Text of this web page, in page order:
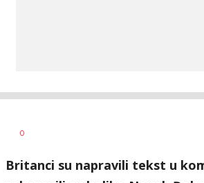
0
Britanci su napravili tekst u